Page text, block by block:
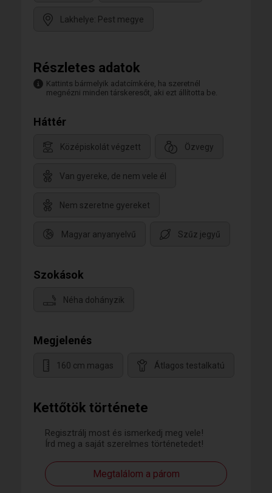
Kettőtök története
Regisztrálj most és ismerkedj meg vele!
Írd meg a saját szerelmes történetedet!
Megtalálom a párom
Lakhelye: Pest megye
Részletes adatok
Kattints bármelyik adatcímkére, ha szeretnél
megnézni minden társkeresőt, aki ezt állította be.
Háttér
Középiskolát végzett Özvegy
Van gyereke, de nem vele él
Nem szeretne gyereket
Magyar anyanyelvű Szűz jegyű
Szokások
Néha dohányzik
Megjelenés
160 cm magas Átlagos testalkatú